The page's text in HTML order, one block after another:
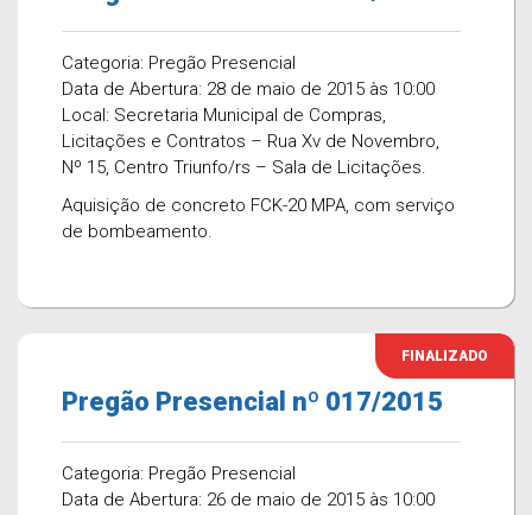
Categoria: Pregão Presencial
Data de Abertura: 28 de maio de 2015 às 10:00
Local: Secretaria Municipal de Compras,
Licitações e Contratos – Rua Xv de Novembro,
Nº 15, Centro Triunfo/rs – Sala de Licitações.
Aquisição de concreto FCK-20 MPA, com serviço
de bombeamento.
FINALIZADO
Pregão Presencial nº 017/2015
Categoria: Pregão Presencial
Data de Abertura: 26 de maio de 2015 às 10:00